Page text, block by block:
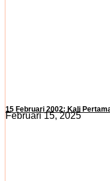
15 Februari 2002: Kali
Februari 15, 2025